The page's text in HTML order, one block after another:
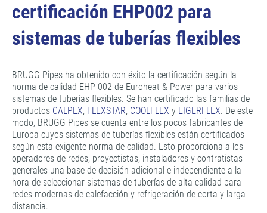
certificación EHP002 para
sistemas de tuberías flexibles
BRUGG Pipes ha obtenido con éxito la certificación según la
norma de calidad EHP 002 de Euroheat & Power para varios
sistemas de tuberías flexibles. Se han certificado las familias de
productos CALPEX, FLEXSTAR, COOLFLEX y EIGERFLEX. De este
modo, BRUGG Pipes se cuenta entre los pocos fabricantes de
Europa cuyos sistemas de tuberías flexibles están certificados
según esta exigente norma de calidad. Esto proporciona a los
operadores de redes, proyectistas, instaladores y contratistas
generales una base de decisión adicional e independiente a la
hora de seleccionar sistemas de tuberías de alta calidad para
redes modernas de calefacción y refrigeración de corta y larga
distancia.